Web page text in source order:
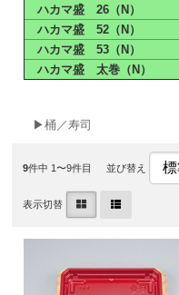
ハカマ盛 26（N）
ハカマ盛 52（N）
ハカマ盛 53（N）
ハカマ盛 太巻（N）
▶桶／寿司
9件中 1〜9件目 並び替え
表示切替